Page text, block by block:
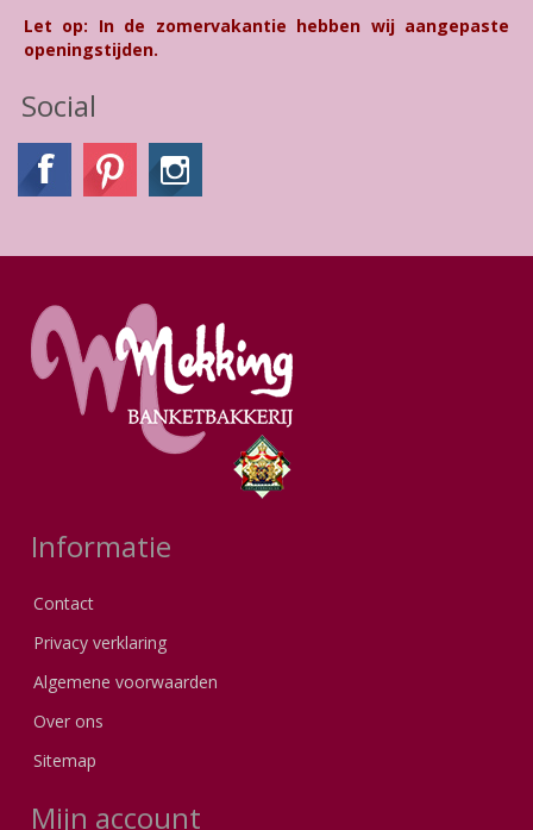
Let op: In de zomervakantie hebben wij aangepaste
openingstijden.
Social
Informatie
Contact
Privacy verklaring
Algemene voorwaarden
Over ons
Sitemap
Mijn account